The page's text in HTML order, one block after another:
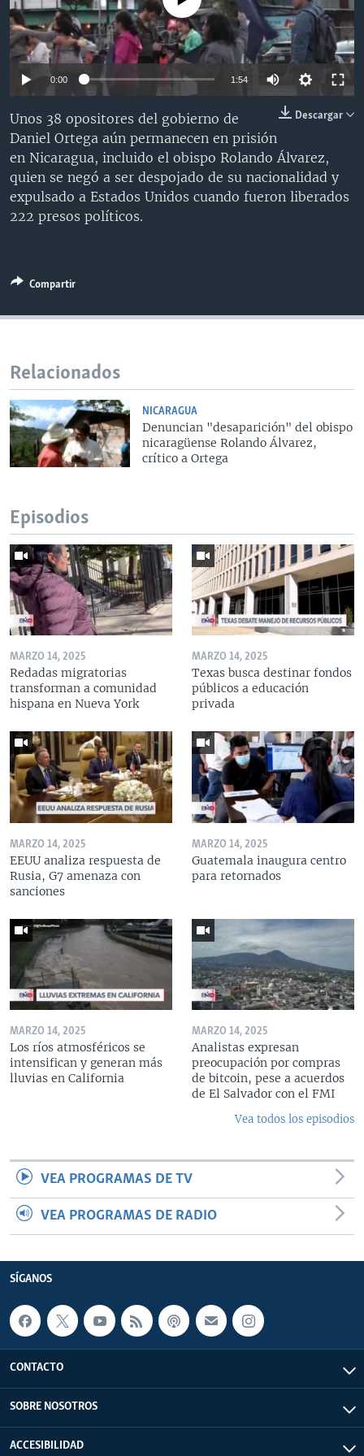
VENEZUELA
BRASIL
NICARAGUA
ECONOMÍA
ENTRETENIMIENTO Y CULTURA
TECNOLOGÍA
CIENCIA Y SALUD
MULTIMEDIA
VIDEOS
FOTOGRAFÍA
PROGRAMAS TV
EL MUNDO AL DÍA
VISIÓN 360
LAS CLAVES
PANORAMA
RADIO
AUDIONOTICIAS
BUENOS DÍAS AMÉRICA
ESTADOS UNIDOS AL DÍA
EL MUNDO AL DÍA [RADIO]
DEPORTIVO INTERNACIONAL
DOCUMENTALES DE LA VOA
Learning English
SÍGANOS
0:00 1:54
Descargar
Unos 38 opositores del gobierno de
Daniel Ortega aún permanecen en prisión
en Nicaragua, incluido el obispo Rolando Álvarez,
quien se negó a ser despojado de su nacionalidad y
expulsado a Estados Unidos cuando fueron liberados
222 presos políticos.
Compartir
Relacionados
NICARAGUA
Denuncian "desaparición" del obispo
nicaragüense Rolando Álvarez,
crítico a Ortega
Episodios
MARZO 14, 2025
Redadas migratorias
transforman a comunidad
hispana en Nueva York
MARZO 14, 2025
Texas busca destinar fondos
públicos a educación
privada
MARZO 14, 2025
EEUU analiza respuesta de
Rusia, G7 amenaza con
sanciones
MARZO 14, 2025
Guatemala inaugura centro
para retornados
MARZO 14, 2025
Los ríos atmosféricos se
intensifican y generan más
lluvias en California
MARZO 14, 2025
Analistas expresan
preocupación por compras
de bitcoin, pese a acuerdos
de El Salvador con el FMI
Vea todos los episodios
VEA PROGRAMAS DE TV
VEA PROGRAMAS DE RADIO
SÍGANOS
CONTACTO
SOBRE NOSOTROS
ACCESIBILIDAD